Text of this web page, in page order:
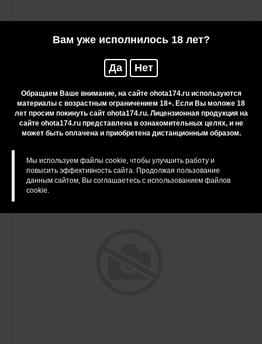
Вам уже исполнилось 18 лет?
Да Нет
Обращаем Ваше внимание, на сайте ohota174.ru используются
материалы с возрастным ограничением 18+. Если Вы моложе 18
лет просим покинуть сайт ohota174.ru. Лицензионная продукция на
сайте ohota174.ru представлена в ознакомительных целях, и не
может быть оплачена и приобретена дистанционным образом.
Мы используем файлы cookie, чтобы улучшить работу и
повысить эффективность сайта. Продолжая пользование
данным сайтом, Вы соглашаетесь с использованием файлов
cookie.
Бекас ЦМ карел.береза стабил., нож
11 250 руб.